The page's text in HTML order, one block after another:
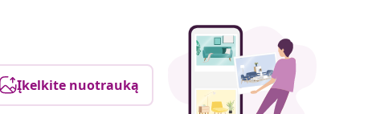
Įkelkite nuotrauką